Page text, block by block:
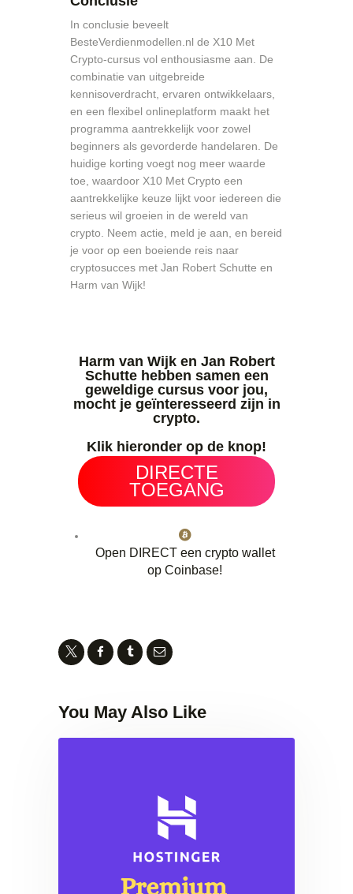
In conclusie beveelt
BesteVerdienmodellen.nl de X10 Met
Crypto-cursus vol enthousiasme aan. De
combinatie van uitgebreide
kennisoverdracht, ervaren ontwikkelaars,
en een flexibel onlineplatform maakt het
programma aantrekkelijk voor zowel
beginners als gevorderde handelaren. De
huidige korting voegt nog meer waarde
toe, waardoor X10 Met Crypto een
aantrekkelijke keuze lijkt voor iedereen die
serieus wil groeien in de wereld van
crypto. Neem actie, meld je aan, en bereid
je voor op een boeiende reis naar
cryptosucces met Jan Robert Schutte en
Harm van Wijk!
Beleggen als een PRO
Harm van Wijk en Jan Robert
Schutte hebben samen een
geweldige cursus voor jou,
mocht je geïnteresseerd zijn in
crypto.
Klik hieronder op de knop!
DIRECTE
TOEGANG
Open DIRECT een crypto wallet
op Coinbase!
You May Also Like